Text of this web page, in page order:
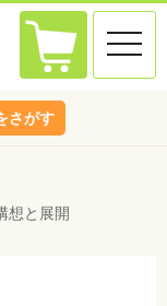
toggle
さがす
想と展開